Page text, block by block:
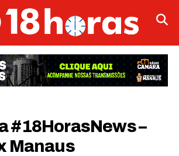
#18HorasNews​​​​​​​​​​​​ –
Manaus